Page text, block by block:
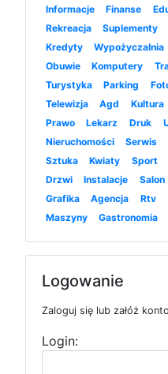
Informacje
Finanse
Rekreacja
Suplementy
Kredyty
Wypożyczalnia
Obuwie
Komputery
Turystyka
Parking
Telewizja
Agd Kultura
Prawo
Lekarz Druk
Nieruchomości
Serwis
Sztuka
Kwiaty Sport
Drzwi
Instalacje Salon
Grafika
Agencja Rtv
Maszyny
Gastronomia
Logowanie
Zaloguj się lub załóż konto
Login: